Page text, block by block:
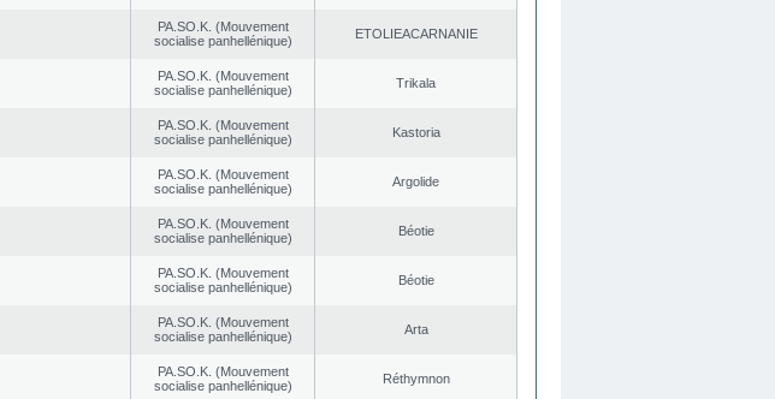
PA.SO.K. (Mouvement
socialise panhellénique)
EΤOLIEACARNANIE
PA.SO.K. (Mouvement
socialise panhellénique)
Trikala
PA.SO.K. (Mouvement
socialise panhellénique)
Kastoria
PA.SO.K. (Mouvement
socialise panhellénique)
Argolide
PA.SO.K. (Mouvement
socialise panhellénique)
Béotie
PA.SO.K. (Mouvement
socialise panhellénique)
Béotie
PA.SO.K. (Mouvement
socialise panhellénique)
Arta
PA.SO.K. (Mouvement
socialise panhellénique)
Réthymnon